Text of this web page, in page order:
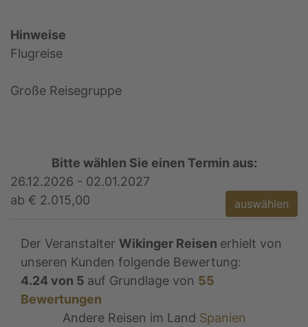
Hinweise
Flugreise
Große Reisegruppe
Bitte wählen Sie einen Termin aus:
26.12.2026 - 02.01.2027
ab € 2.015,00
auswählen
Der Veranstalter Wikinger Reisen erhielt von
unseren Kunden folgende Bewertung:
4.24von 5 auf Grundlage von 55
Bewertungen
Andere Reisen im Land Spanien